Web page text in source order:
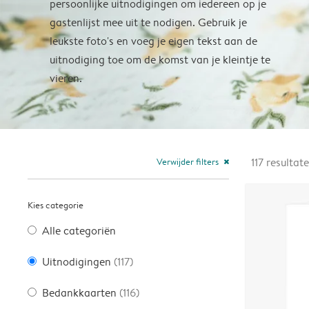
persoonlijke uitnodigingen om iedereen op je
gastenlijst mee uit te nodigen. Gebruik je
leukste foto's en voeg je eigen tekst aan de
uitnodiging toe om de komst van je kleintje te
vieren.
Verwijder filters close
Kies categorie
Alle categoriën
Uitnodigingen (117)
Bedankkaarten (116)
117